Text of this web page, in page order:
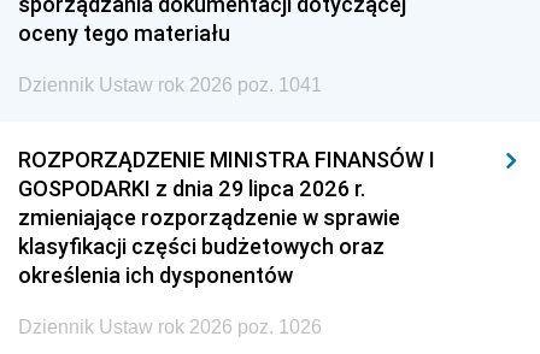
oceny tego materiału
Dziennik Ustaw rok 2026 poz. 1041
ROZPORZĄDZENIE MINISTRA FINANSÓW I
GOSPODARKI z dnia 29 lipca 2026 r.
zmieniające rozporządzenie w sprawie
klasyfikacji części budżetowych oraz
określenia ich dysponentów
Dziennik Ustaw rok 2026 poz. 1026